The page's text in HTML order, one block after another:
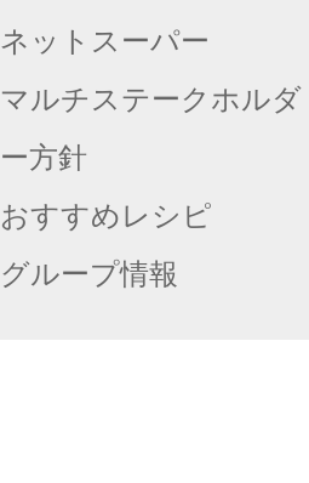
ネットスーパー
マルチステークホルダ
ー方針
おすすめレシピ
グループ情報